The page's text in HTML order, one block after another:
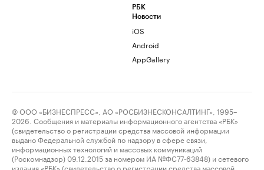
РБК
Новости
iOS
Android
AppGallery
© ООО «БИЗНЕСПРЕСС», АО «РОСБИЗНЕСКОНСАЛТИНГ», 1995–
2026. Сообщения и материалы информационного агентства «РБК»
(свидетельство о регистрации средства массовой информации
выдано Федеральной службой по надзору в сфере связи,
информационных технологий и массовых коммуникаций
(Роскомнадзор) 09.12.2015 за номером ИА №ФС77-63848) и сетевого
издания «РБК» (свидетельство о регистрации средства массовой